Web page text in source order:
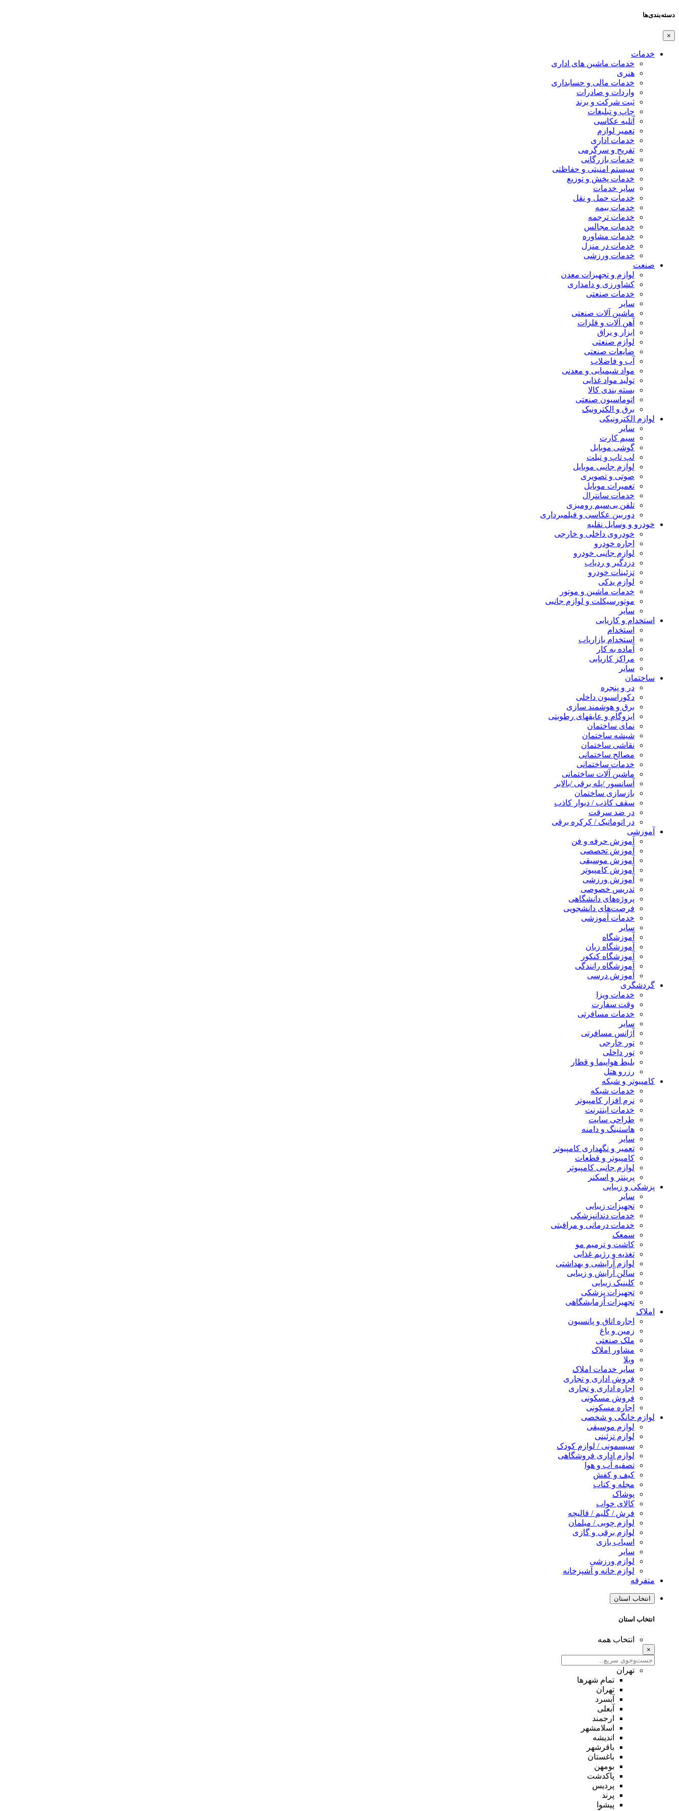
دسته‌بندی‌ها
×
خدمات
خدمات ماشین های اداری
هنری
خدمات مالی و حسابداری
واردات و صادرات
ثبت شرکت و برند
چاپ و تبلیغات
آتلیه عکاسی
تعمیر لوازم
خدمات اداری
تفریح و سرگرمی
خدمات بازرگانی
سیستم امنیتی و حفاظتی
خدمات پخش و توزیع
سایر خدمات
خدمات حمل و نقل
خدمات بیمه
خدمات ترجمه
خدمات مجالس
خدمات مشاوره
خدمات در منزل
خدمات ورزشی
صنعت
لوازم و تجهیزات معدن
کشاورزی و دامداری
خدمات صنعتی
سایر
ماشین آلات صنعتی
آهن آلات و فلزات
ابزار و یراق
لوازم صنعتی
ضایعات صنعتی
آب و فاضلاب
مواد شیمیایی و معدنی
تولید مواد غذایی
بسته بندی کالا
اتوماسیون صنعتی
برق و الکترونیک
لوازم الکترونیکی
سایر
سیم کارت
گوشی موبایل
لپ تاپ و تبلت
لوازم جانبی موبایل
صوتی و تصویری
تعمیرات موبایل
خدمات سانترال
تلفن بی‌سیم رومیزی
دوربین عکاسی و فیلمبرداری
خودرو و وسایل نقلیه
خودروی داخلی و خارجی
اجاره خودرو
لوازم جانبی خودرو
دزدگیر و ردیاب
تزئینات خودرو
لوازم یدکی
خدمات ماشین و موتور
موتورسیکلت و لوازم جانبی
سایر
استخدام و کاریابی
استخدام
استخدام بازاریاب
آماده به کار
مراکز کاریابی
سایر
ساختمان
در و پنجره
دکوراسیون داخلی
برق و هوشمند سازی
ایزوگام و عایقهای رطوبتی
نمای ساختمان
شیشه ساختمان
نقاشی ساختمان
مصالح ساختمانی
خدمات ساختمانی
ماشین آلات ساختمانی
آسانسور /پله برقی /بالابر
بازسازی ساختمان
سقف کاذب / دیوار کاذب
در ضد سرقت
در اتوماتیک / کرکره برقی
آموزشی
آموزش حرفه و فن
آموزش تخصصی
آموزش موسیقی
آموزش کامپیوتر
آموزش ورزشی
تدریس خصوصی
پروژه‌های دانشگاهی
فرصت‌های دانشجویی
خدمات آموزشی
سایر
آموزشگاه
آموزشگاه زبان
آموزشگاه کنکور
آموزشگاه رانندگی
آموزش درسی
گردشگری
خدمات ویزا
وقت سفارت
خدمات مسافرتی
سایر
آژانس مسافرتی
تور خارجی
تور داخلی
بلیط هواپیما و قطار
رزرو هتل
کامپیوتر و شبکه
خدمات شبکه
نرم افزار کامپیوتر
خدمات اینترنت
طراحی سایت
هاستینگ و دامنه
سایر
تعمیر و نگهداری کامپیوتر
کامپیوتر و قطعات
لوازم جانبی کامپیوتر
پرینتر و اسکنر
پزشکی و زیبایی
سایر
تجهیزات زیبایی
خدمات دندانپزشکی
خدمات درمانی و مراقبتی
سمعک
کاشت و ترمیم مو
تغذیه و رژیم غذایی
لوازم آرایشی و بهداشتی
سالن آرایش و زیبایی
کلینیک زیبایی
تجهیزات پزشکی
تجهیزات آزمایشگاهی
املاک
اجاره اتاق و پانسیون
زمین و باغ
ملک صنعتی
مشاور املاک
ویلا
سایر خدمات املاک
فروش اداری و تجاری
اجاره اداری و تجاری
فروش مسکونی
اجاره مسکونی
لوازم خانگی و شخصی
لوازم موسیقی
لوازم تزئینی
سیسمونی / لوازم کودک
لوازم اداری فروشگاهی
تصفیه آب و هوا
کیف و کفش
مجله و کتاب
پوشاک
کالای خواب
فرش / گلیم / قالیچه
لوازم چوبی / مبلمان
لوازم برقی و گازی
اسباب بازی
سایر
لوازم ورزشی
لوازم خانه و آشپزخانه
متفرقه
انتخاب استان
انتخاب استان
انتخاب همه
×
تهران
تمام شهر‌ها
تهران
آبسرد
آبعلی
ارجمند
اسلامشهر
اندیشه
باقرشهر
باغستان
بومهن
پاکدشت
پردیس
پرند
پیشوا